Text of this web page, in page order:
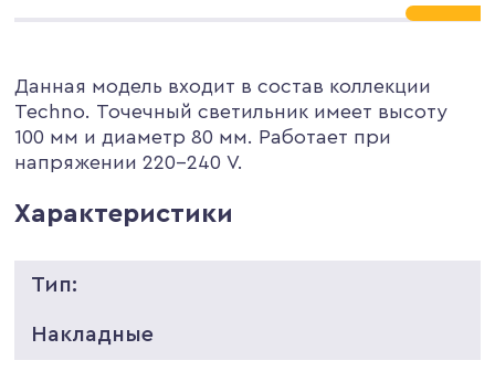
Данная модель входит в состав коллекции
Techno. Точечный светильник имеет высоту
100 мм и диаметр 80 мм. Работает при
напряжении 220-240 V.
Характеристики
Тип:
Накладные